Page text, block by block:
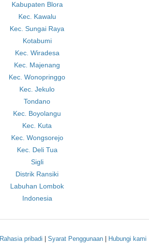
Kabupaten Blora
Kec. Kawalu
Kec. Sungai Raya
Kotabumi
Kec. Wiradesa
Kec. Majenang
Kec. Wonopringgo
Kec. Jekulo
Tondano
Kec. Boyolangu
Kec. Kuta
Kec. Wongsorejo
Kec. Deli Tua
Sigli
Distrik Ransiki
Labuhan Lombok
Indonesia
Rahasia pribadi Syarat Penggunaan| Hubungi kami